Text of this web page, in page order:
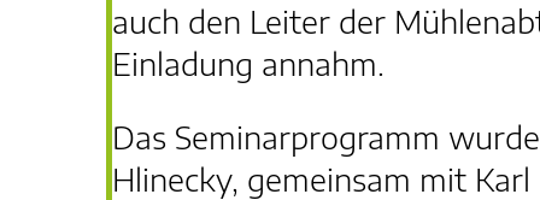
auch den Leiter der
Einladung annahm.
Das Seminarprogramm
Hlinecky, gemeinsam mit